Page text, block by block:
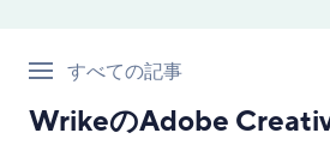
すべての記事
WrikeのAdobe